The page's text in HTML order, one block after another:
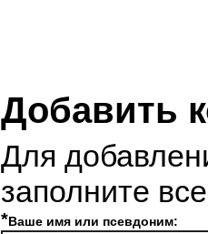
Добавить
Для
заполните
*Ваше имя или псевдоним: